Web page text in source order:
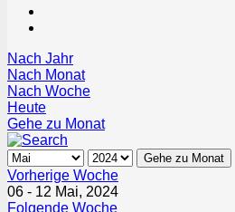
Nach Jahr
Nach Monat
Nach Woche
Heute
Gehe zu Monat
Gehe zu Monat
Vorherige Woche
06 - 12 Mai, 2024
Folgende Woche